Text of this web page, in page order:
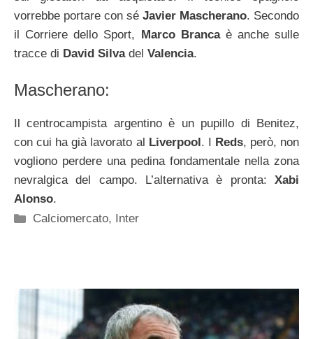
vorrebbe portare con sé Javier Mascherano. Secondo
il Corriere dello Sport, Marco Brancaè anche sulle
tracce di David Silvadel Valencia.
Mascherano:
Il centrocampista argentino è un pupillo di Benitez,
con cui ha già lavorato al Liverpool . I Reds, però, non
vogliono perdere una pedina fondamentale nella zona
nevralgica del campo. L’alternativa è pronta: Xabi
Alonso.
Categorie
Calciomercato, Inter